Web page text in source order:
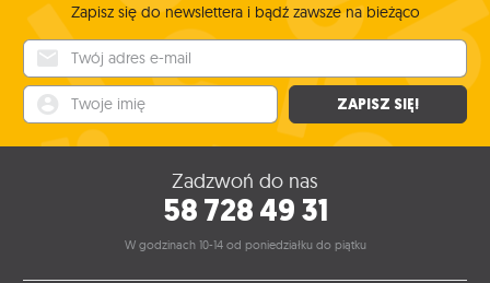
Zapisz się do newslettera i bądź zawsze na bieżąco
ZAPISZ SIĘ!
Zadzwoń do nas
58 728 49 31
W godzinach 10-14 od poniedziałku do piątku